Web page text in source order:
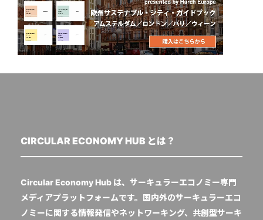
CIRCULAR ECONOMY HUB とは？
Circular Economy Hub は、サーキュラーエコノミー専門
メディアプラットフォームです。国内外のサーキュラーエコ
ノミーに関する情報発信やネットワーキング、共創型サーキ